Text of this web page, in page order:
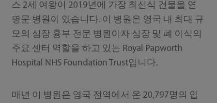
스 2세 여왕이 2019년에 가장 최신식 건물을 연
명문 병원이 있습니다. 이 병원은 영국 내 최대 규
모의 심장 흉부 전문 병원이자 심장 및 폐 이식의
주요 센터 역할을 하고 있는 Royal Papworth
Hospital NHS Foundation Trust입니다.
매년 이 병원은 영국 전역에서 온 20,797명의 입